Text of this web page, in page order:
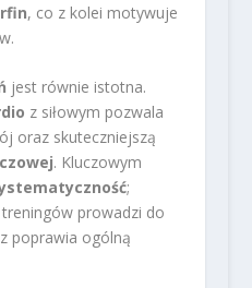
, co z kolei motywuje
jest równie istotna.
z siłowym pozwala
oraz skuteczniejszą
. Kluczowym
;
prowadzi do
poprawia ogólną